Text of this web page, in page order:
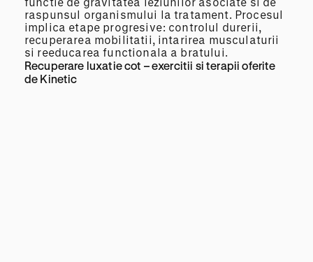
raspunsul organismului la tratament. Procesul
implica etape progresive: controlul durerii,
recuperarea mobilitatii, intarirea musculaturii
si reeducarea functionala a bratului.
Recuperare luxatie cot – exercitii si terapii oferite
de Kinetic